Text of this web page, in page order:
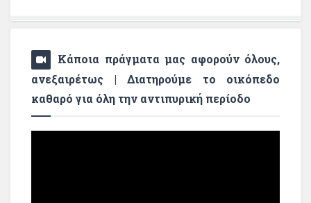
Κάποια πράγματα μας αφορούν όλους,
ανεξαιρέτως | Διατηρούμε το οικόπεδο
καθαρό για όλη την αντιπυρική περίοδο